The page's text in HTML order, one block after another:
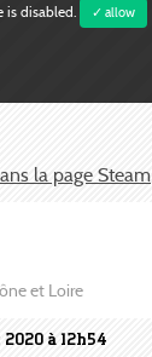
is disabled. ✓ allow
la page Steam
à 12h54
et Loire